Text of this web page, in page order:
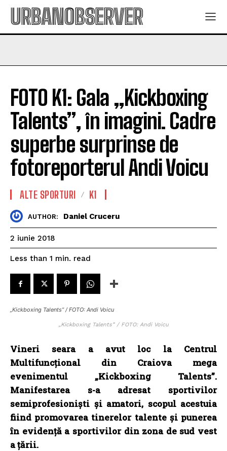
URBANOBSERVER
FOTO K1: Gala „Kickboxing
Talents”, în imagini. Cadre
superbe surprinse de
fotoreporterul Andi Voicu
ALTE SPORTURI K1
AUTHOR: Daniel Cruceru
2 iunie 2018
Less than 1 min. read
„Kickboxing Talents” / FOTO: Andi Voicu
„Kickboxing Talents” / FOTO: Andi Voicu
Vineri seara a avut loc la Centrul
Multifuncțional din Craiova mega
evenimentul „Kickboxing Talents”.
Manifestarea s-a adresat sportivilor
semiprofesionişti şi amatori, scopul acestuia
fiind promovarea tinerelor talente şi punerea
în evidenţă a sportivilor din zona de sud vest
a ţării.